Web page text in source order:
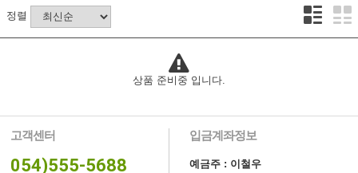
정렬
상품 준비중 입니다.
고객센터
054)555-5688
입금계좌정보
예금주 : 이철우